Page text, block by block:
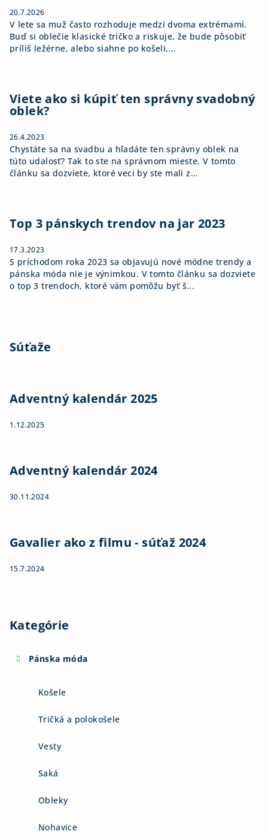
20.7.2026
V lete sa muž často rozhoduje medzi dvoma extrémami.
Buď si oblečie klasické tričko a riskuje, že bude pôsobiť
príliš ležérne, alebo siahne po košeli,...
Viete ako si kúpiť ten správny svadobný
oblek?
26.4.2023
Chystáte sa na svadbu a hľadáte ten správny oblek na
túto udalosť? Tak to ste na správnom mieste. V tomto
článku sa dozviete, ktoré veci by ste mali z...
Top 3 pánskych trendov na jar 2023
17.3.2023
S príchodom roka 2023 sa objavujú nové módne trendy a
pánska móda nie je výnimkou. V tomto článku sa dozviete
o top 3 trendoch, ktoré vám pomôžu byť š...
Súťaže
Adventný kalendár 2025
1.12.2025
Adventný kalendár 2024
30.11.2024
Gavalier ako z filmu - súťaž 2024
15.7.2024
Kategórie
Pánska móda
Košele
Tričká a polokošele
Vesty
Saká
Obleky
Nohavice